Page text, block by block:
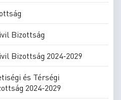
Bizottság
Bizottság 2024-2029
és Térségi
2024-2029